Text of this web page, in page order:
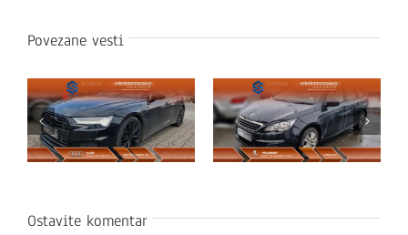
Povezane vesti
Ostavite komentar